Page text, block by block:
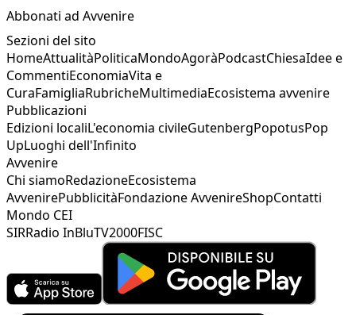
3
5
Abbonati ad Avvenire
Sezioni del sito
HomeAttualitàPoliticaMondoAgoràPodcastChiesaIdee e
CommentiEconomiaVita e
CuraFamigliaRubricheMultimediaEcosistema avvenire
Pubblicazioni
Edizioni localiL'economia civileGutenbergPopotusPop
UpLuoghi dell'Infinito
Avvenire
Chi siamoRedazioneEcosistema
AvvenirePubblicitàFondazione AvvenireShopContatti
Mondo CEI
SIRRadio InBluTV2000FISC